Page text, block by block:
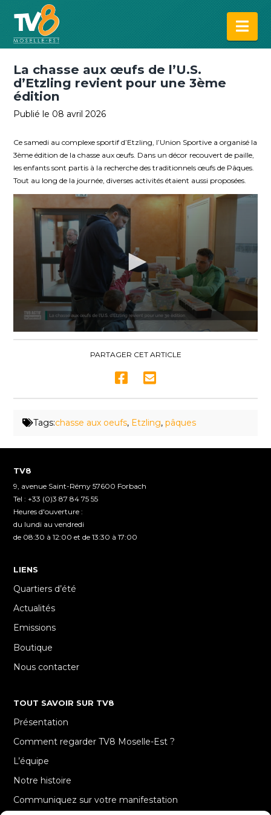
La chasse aux œufs de l’U.S.
d’Etzling revient pour une 3ème
édition
Publié le 08 avril 2026
Ce samedi au complexe sportif d’Etzling, l’Union Sportive a organisé la
3ème édition de la chasse aux œufs. Dans un décor recouvert de paille,
les enfants sont partis à la recherche des traditionnels œufs de Pâques.
Tout au long de la journée, diverses activités étaient aussi proposées.
PARTAGER CET ARTICLE
Tags:chasse aux oeufs, Etzling,pâques
TV8
9, avenue Saint-Rémy 57600 Forbach
Tel : +33 (0)3 87 84 75 55
Heures d'ouverture :
du lundi au vendredi
de 08:30 à 12:00 et de 13:30 à 17:00
LIENS
Quartiers d’été
Actualités
Emissions
Boutique
Nous contacter
TOUT SAVOIR SUR TV8
Présentation
Comment regarder TV8 Moselle-Est ?
L’équipe
Notre histoire
Communiquez sur votre manifestation